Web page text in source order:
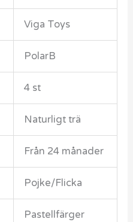
Viga Toys
PolarB
4 st
Naturligt trä
Från 24 månader
Pojke/Flicka
Pastellfärger